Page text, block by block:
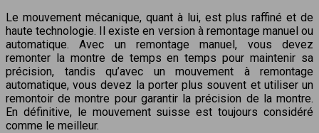
Le mouvement mécanique, quant à lui, est plus raffiné et de
haute technologie. Il existe en version à remontage manuel ou
automatique. Avec un remontage manuel, vous devez
remonter la montre de temps en temps pour maintenir sa
précision, tandis qu’avec un mouvement à remontage
automatique, vous devez la porter plus souvent et utiliser un
remontoir de montre pour garantir la précision de la montre.
En définitive, le mouvement suisse est toujours considéré
comme le meilleur.